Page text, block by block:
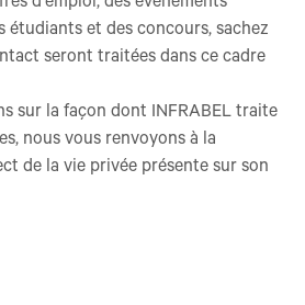
étudiants et des concours, sachez
seront traitées dans ce cadre
sur la façon dont INFRABEL traite
nous vous renvoyons à la
de la vie privée présente sur son